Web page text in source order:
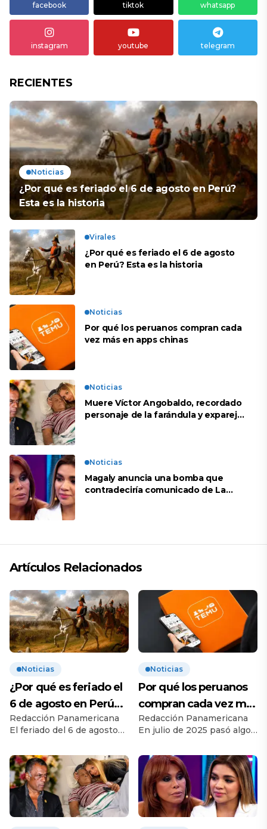
facebook tiktok whatsapp
instagram youtube telegram
RECIENTES
Noticias
¿Por qué es feriado el 6 de agosto en Perú?
Esta es la historia
Virales
¿Por qué es feriado el 6 de agosto
en Perú? Esta es la historia
Noticias
Por qué los peruanos compran cada
vez más en apps chinas
Noticias
Muere Víctor Angobaldo, recordado
personaje de la farándula y expareja
Noticias
Magaly anuncia una bomba que
contradeciría comunicado de La
Artículos Relacionados
Noticias
¿Por qué es feriado el
6 de agosto en Perú?
Esta es la historia
Redacción Panamericana
El feriado del 6 de agosto
Junín, uno de los
enfrentamientos más
importantes de la
independencia del Perú.
Conoce su origen, su
importancia histórica y qué
Noticias
Por qué los peruanos
compran cada vez más
en apps chinas
Redacción Panamericana
En julio de 2025 pasó algo
improbable. Temu superó a
Falabella y se convirtió en
el marketplace más
visitado del Perú, con 21,9
millones de visitas frente a
los 20,1 millones de la